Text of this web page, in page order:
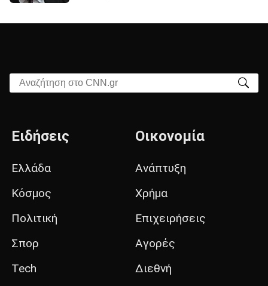
Αναζήτηση στο CNN.gr
Ειδήσεις
Ελλάδα
Κόσμος
Πολιτική
Σπορ
Tech
Οικονομία
Ανάπτυξη
Χρήμα
Επιχειρήσεις
Αγορές
Διεθνή